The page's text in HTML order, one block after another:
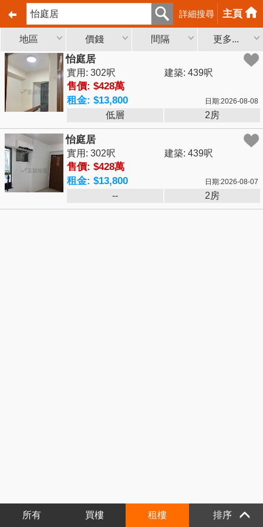
詳細搜尋 主頁
地區 價錢 間隔 更多...
怡庭居
實用: 302呎 建築: 439呎
售價: $428萬
租金: $13,800
日期:2026-08-08
低層 2房
怡庭居
實用: 302呎 建築: 439呎
售價: $428萬
租金: $13,800
日期:2026-08-07
-- 2房
所有 買樓 租樓 排序